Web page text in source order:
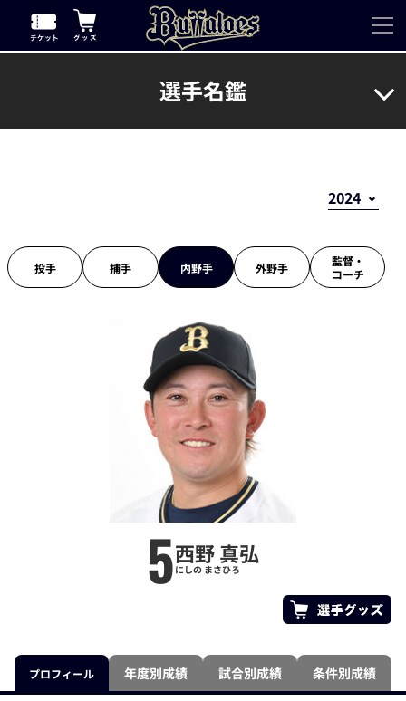
選手名鑑
投手 捕手 内野手 外野手
監督・
コーチ
5西野 真弘
にしの まさひろ
プロフィール 年度別成績 試合別成績 条件別成績